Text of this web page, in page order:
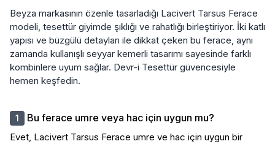
Beyza markasının özenle tasarladığı Lacivert Tarsus Ferace
modeli, tesettür giyimde şıklığı ve rahatlığı birleştiriyor. İki katlı
yapısı ve büzgülü detayları ile dikkat çeken bu ferace, aynı
zamanda kullanışlı seyyar kemerli tasarımı sayesinde farklı
kombinlere uyum sağlar. Devr-i Tesettür güvencesiyle
hemen keşfedin.
Bu ferace umre veya hac için uygun mu?
Evet, Lacivert Tarsus Ferace umre ve hac için uygun bir